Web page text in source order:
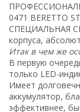
0471 BERETTO
СПЕЦИАЛЬНАЯ
корпуса,
Итак в чем же
В первую
только LED-
Имеет
аккумулятор,
эффективнее,